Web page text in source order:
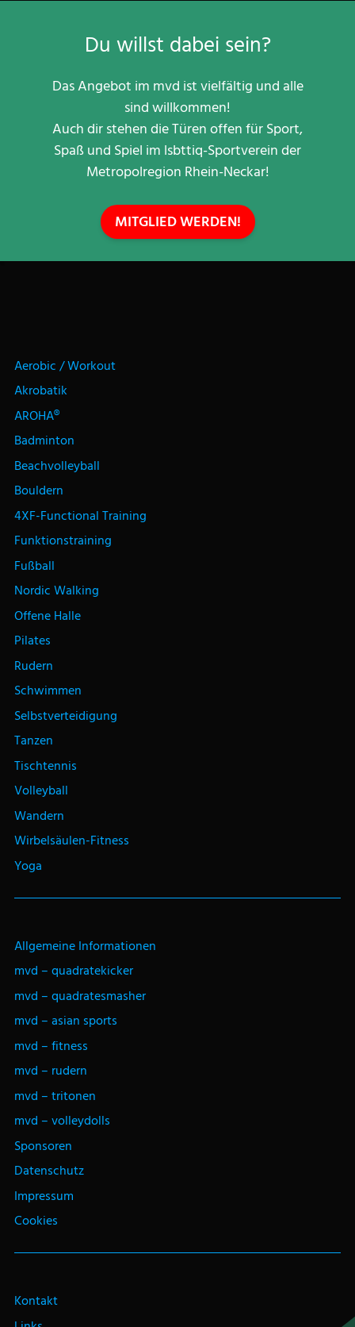
Du willst dabei sein?
Das Angebot im mvd ist vielfältig und alle
sind willkommen!
Auch dir stehen die Türen offen für Sport,
Spaß und Spiel im lsbttiq-Sportverein der
Metropolregion Rhein-Neckar!
MITGLIED WERDEN!
Aerobic / Workout
Akrobatik
AROHA®
Badminton
Beachvolleyball
Bouldern
4XF-Functional Training
Funktionstraining
Fußball
Nordic Walking
Offene Halle
Pilates
Rudern
Schwimmen
Selbstverteidigung
Tanzen
Tischtennis
Volleyball
Wandern
Wirbelsäulen-Fitness
Yoga
Allgemeine Informationen
mvd – quadratekicker
mvd – quadratesmasher
mvd – asian sports
mvd – fitness
mvd – rudern
mvd – tritonen
mvd – volleydolls
Sponsoren
Datenschutz
Impressum
Cookies
Kontakt